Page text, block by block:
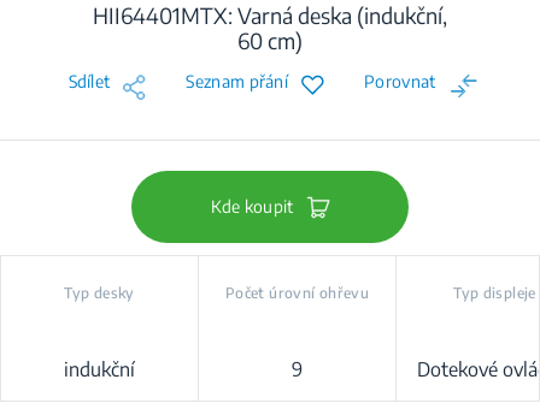
HII64401MTX: Varná deska (indukční,
60 cm)
Sdílet Seznam přání Porovnat
Kde koupit
Typ desky
indukční
Počet úrovní ohřevu
9
Typ displeje
Dotekové